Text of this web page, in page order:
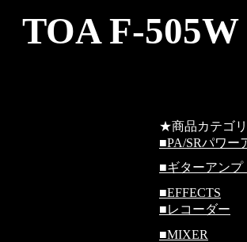
TOA F-
★商品カテゴ
■PA/SRパワー
■ギターアン
■EFFECTS
■レコーダー
■MIXER